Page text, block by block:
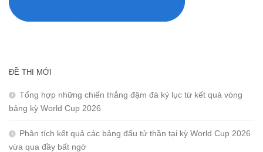
ĐỀ THI MỚI
Tổng hợp những chiến thắng đậm đà kỷ lục từ kết quả vòng
bảng kỳ World Cup 2026
Phân tích kết quả các bảng đấu tử thần tại kỳ World Cup 2026
vừa qua đầy bất ngờ